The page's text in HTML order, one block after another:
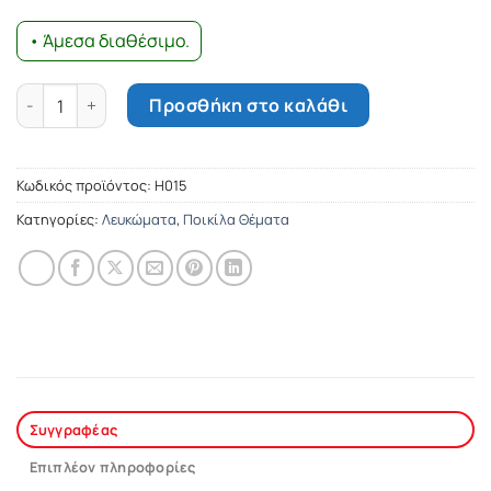
• Άμεσα διαθέσιμο.
Ανθολόγιο της Αθήνας - Τόμος ΣΤ' ποσότητα
Προσθήκη στο καλάθι
Κωδικός προϊόντος: Η015
Κατηγορίες: Λευκώματα, Ποικίλα Θέματα
Συγγραφέας
Επιπλέον πληροφορίες